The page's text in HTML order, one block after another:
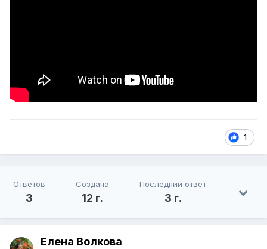
1
Ответов
3
Создана
12 г.
Последний ответ
3 г.
Елена Волкова